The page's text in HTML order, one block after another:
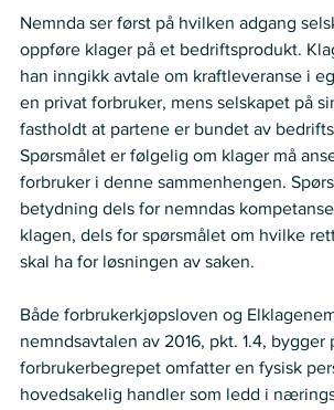
Nemnda ser først på hvilken adgang
oppføre klager på et bedriftsprodukt.
han inngikk avtale om kraftleveranse i
en privat forbruker, mens selskapet på
fastholdt at partene er bundet av
Spørsmålet er følgelig om klager må
forbruker i denne sammenhengen.
betydning dels for nemndas
klagen, dels for spørsmålet om hvilke
skal ha for løsningen av saken.
Både forbrukerkjøpsloven og
nemndsavtalen av 2016, pkt. 1.4, bygger
forbrukerbegrepet omfatter en fysisk
hovedsakelig handler som ledd i